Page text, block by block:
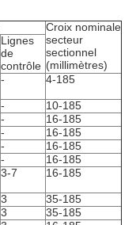
Croix nominale
secteur
sectionnel
(millimètres)
Lignes
de
contrôle
- 4-185
-
10-185
-
16-185
-
16-185
-
16-185
-
16-185
3-7 16-185
3
35-185
3
35-185